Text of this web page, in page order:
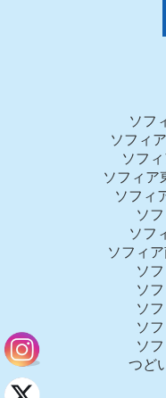
ソフ
ソフィ
ソフ
ソフィア
ソフィ
ソ
ソフ
ソフィ
ソ
ソ
ソ
ソ
ソ
つど